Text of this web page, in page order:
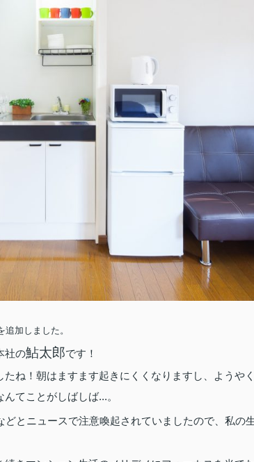
加しました。
社の鮎太郎です！
ね！朝はますます起きにくくなりますし、ようや
てことがしばしば...。
どとニュースで注意喚起されていましたので、私の